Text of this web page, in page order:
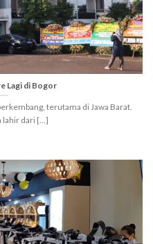
Lagi di Bogor
terutama di Jawa Barat.
lahir dari [...]